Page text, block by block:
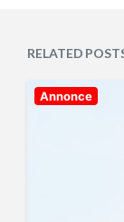
td
RELATED
Annonce